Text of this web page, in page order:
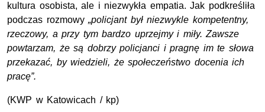
kultura osobista, ale i niezwykła empatia. Jak podkreśliła
podczas rozmowy„policjant był niezwykle kompetentny,
rzeczowy, a przy tym bardzo uprzejmy i miły. Zawsze
powtarzam, że są dobrzy policjanci i pragnę im te słowa
przekazać, by wiedzieli, że społeczeństwo docenia ich
pracę”.
(KWP w Katowicach / kp)